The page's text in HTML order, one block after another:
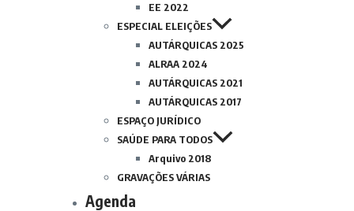
EE 2022
ESPECIAL ELEIÇÕES
AUTÁRQUICAS 2025
ALRAA 2024
AUTÁRQUICAS 2021
AUTÁRQUICAS 2017
ESPAÇO JURÍDICO
SAÚDE PARA TODOS
Arquivo 2018
GRAVAÇÕES VÁRIAS
Agenda